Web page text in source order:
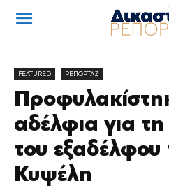
FEATURED ΡΕΠΟΡΤΑΖ
αδέλφια για
του εξαδέλφου
Κυψέλη